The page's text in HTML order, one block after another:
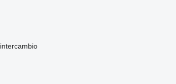
intercambio